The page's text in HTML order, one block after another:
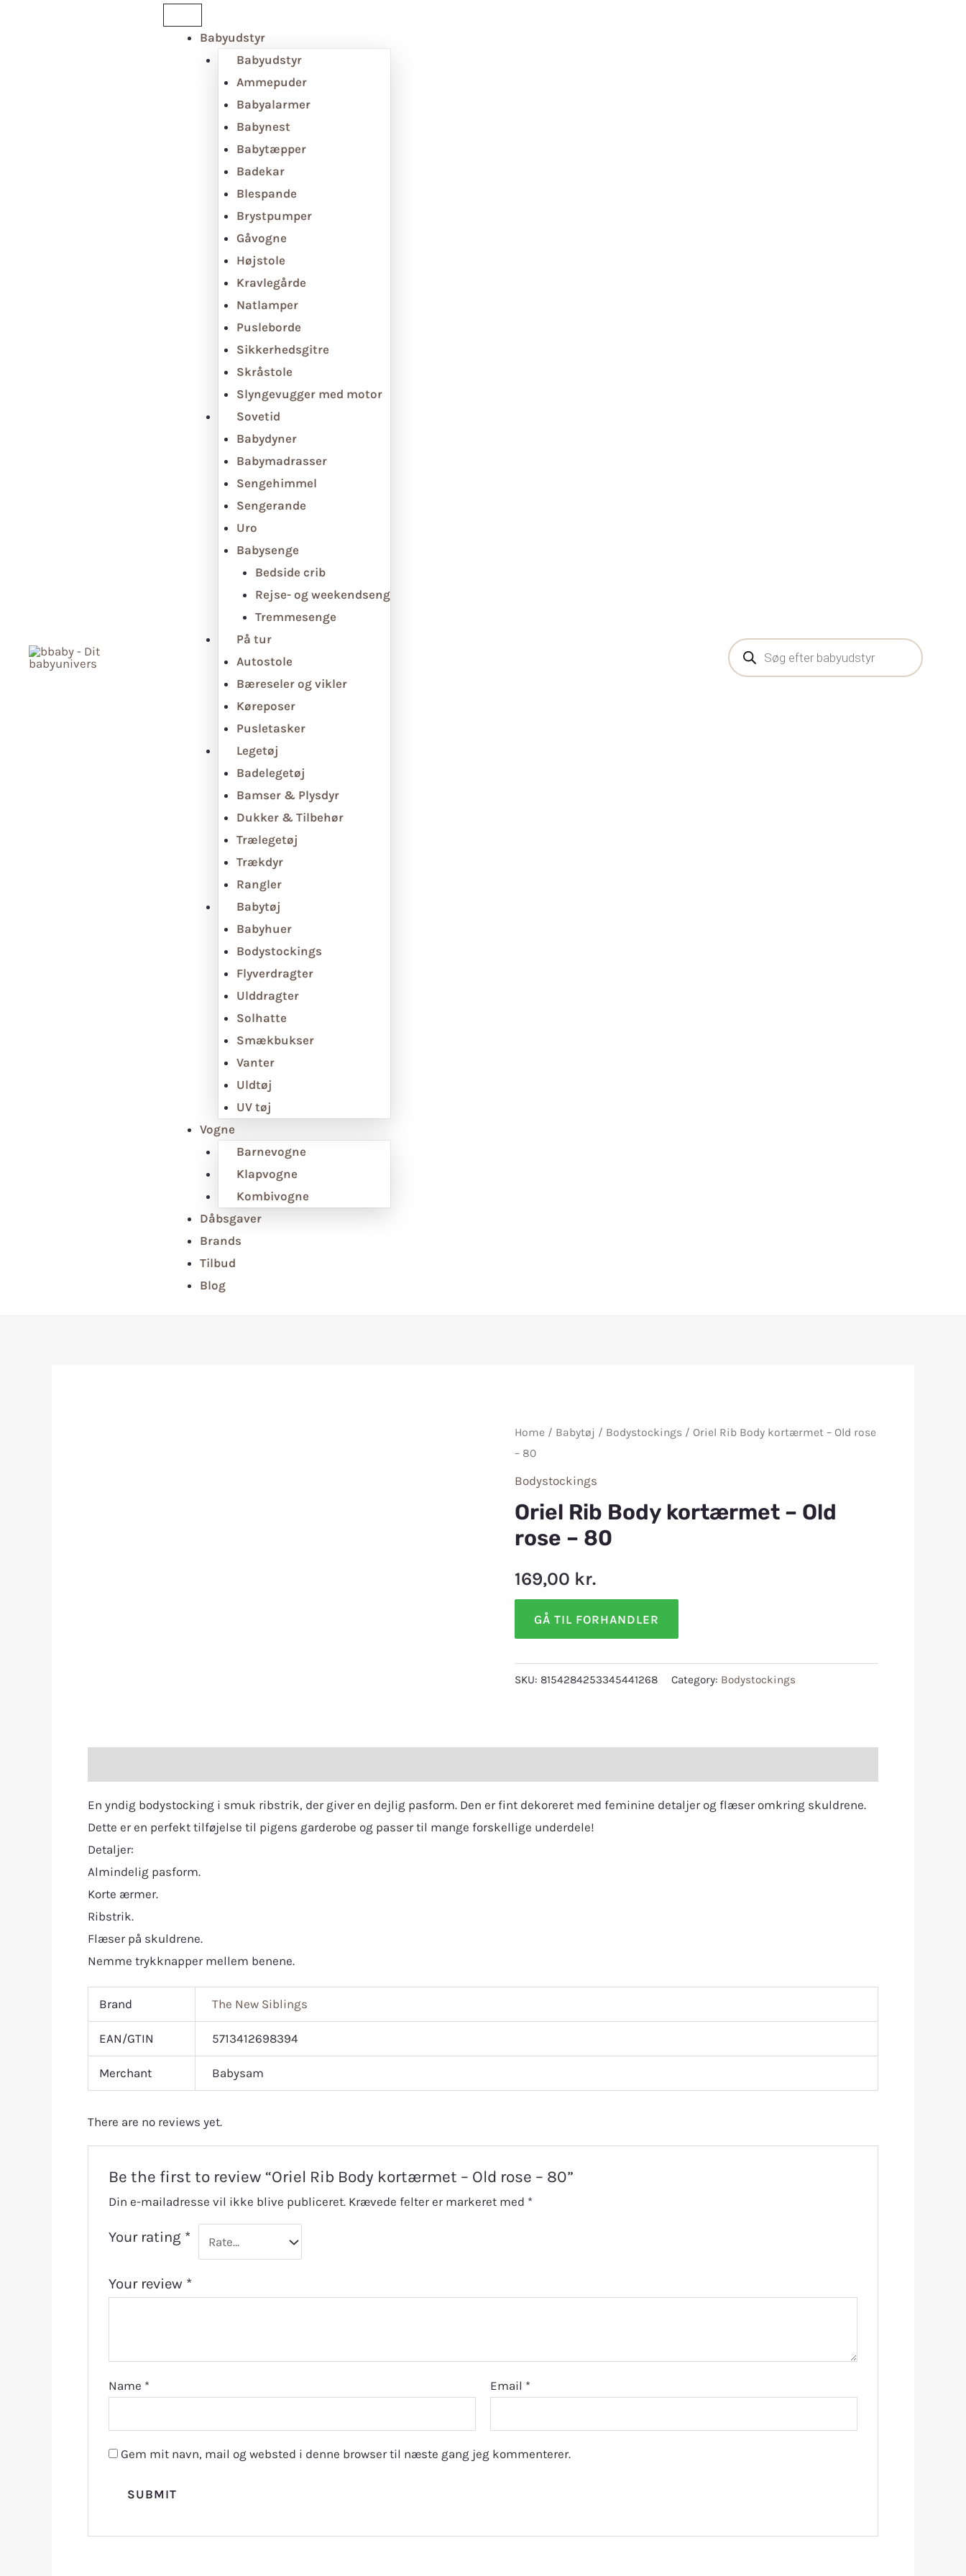
Babyudstyr
Babyudstyr
Ammepuder
Babyalarmer
Babynest
Babytæpper
Badekar
Blespande
Brystpumper
Gåvogne
Højstole
Kravlegårde
Natlamper
Pusleborde
Sikkerhedsgitre
Skråstole
Slyngevugger med motor
Sovetid
Babydyner
Babymadrasser
Sengehimmel
Sengerande
Uro
Babysenge
Bedside crib
Rejse- og weekendseng
Tremmesenge
På tur
Autostole
Bæreseler og vikler
Køreposer
Pusletasker
Legetøj
Badelegetøj
Bamser & Plysdyr
Dukker & Tilbehør
Trælegetøj
Trækdyr
Rangler
Babytøj
Babyhuer
Bodystockings
Flyverdragter
Ulddragter
Solhatte
Smækbukser
Vanter
Uldtøj
UV tøj
Vogne
Barnevogne
Klapvogne
Kombivogne
Dåbsgaver
Brands
Tilbud
Blog
Home / Babytøj / Bodystockings / Oriel Rib Body kortærmet – Old rose
– 80
Bodystockings
Oriel Rib Body kortærmet – Old
rose – 80
169,00 kr.
GÅ TIL FORHANDLER
SKU: 8154284253345441268 Category: Bodystockings
En yndig bodystocking i smuk ribstrik, der giver en dejlig pasform. Den er fint dekoreret med feminine detaljer og flæser omkring skuldrene.
Dette er en perfekt tilføjelse til pigens garderobe og passer til mange forskellige underdele!
Detaljer:
Almindelig pasform.
Korte ærmer.
Ribstrik.
Flæser på skuldrene.
Nemme trykknapper mellem benene.
Brand The New Siblings
EAN/GTIN 5713412698394
Merchant Babysam
There are no reviews yet.
Be the first to review “Oriel Rib Body kortærmet – Old rose – 80”
Din e-mailadresse vil ikke blive publiceret. Krævede felter er markeret med *
Your rating *
Your review *
Name * Email *
Gem mit navn, mail og websted i denne browser til næste gang jeg kommenterer.